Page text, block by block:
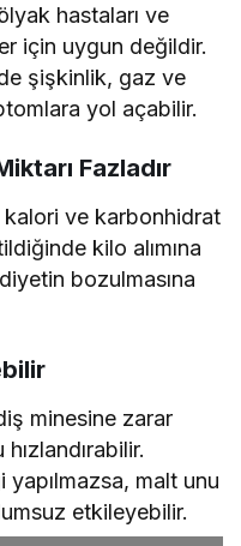
hastaları ve
için uygun değildir.
şişkinlik, gaz ve
yol açabilir.
Fazladır
ve karbonhidrat
kilo alımına
bozulmasına
minesine zarar
malt unu
etkileyebilir.